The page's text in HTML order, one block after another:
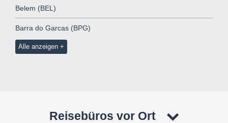
Belem (BEL)
Barra do Garcas (BPG)
Alle anzeigen
Reisebüros vor Ort